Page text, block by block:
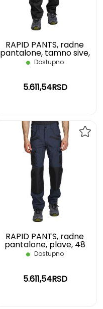
RAPID PANTS, radne
pantalone, tamno sive,
58
Dostupno
5.611,54RSD
RAPID PANTS, radne
pantalone, plave, 48
Dostupno
5.611,54RSD